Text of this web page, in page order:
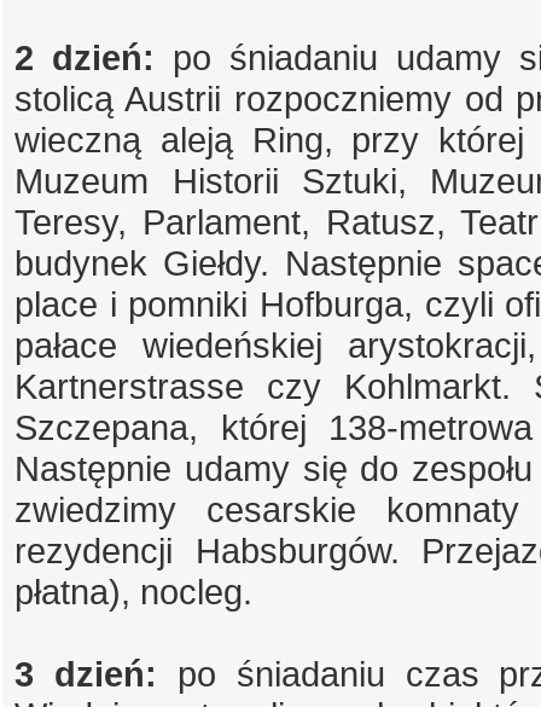
2 dzień: po śniadaniu udamy
stolicą Austrii rozpoczniemy od
wieczną aleją Ring, przy
Muzeum Historii Sztuki,
Teresy, Parlament, Ratusz,
budynek Giełdy. Następnie
place i pomniki Hofburga, czyli
pałace wiedeńskiej
Kartnerstrasse czy
Szczepana, której 138-
Następnie udamy się do
zwiedzimy cesarskie
rezydencji Habsburgów.
płatna), nocleg.
3 dzień: po śniadaniu czas